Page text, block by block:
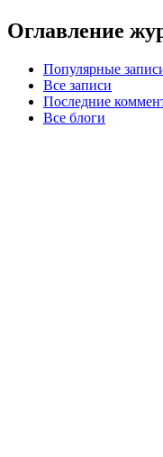
Оглавление
Популярные
Все записи
Последние
Все блоги